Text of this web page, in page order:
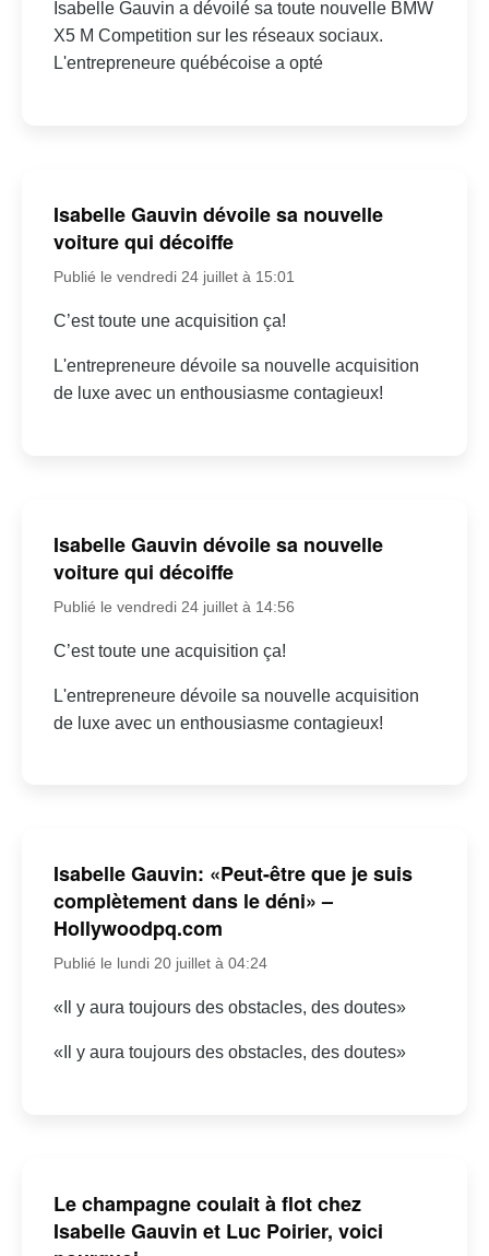
Isabelle Gauvin a dévoilé sa toute nouvelle BMW
X5 M Competition sur les réseaux sociaux.
L'entrepreneure québécoise a opté
Isabelle Gauvin dévoile sa nouvelle
voiture qui décoiffe
Publié le vendredi 24 juillet à 15:01
C’est toute une acquisition ça!
L'entrepreneure dévoile sa nouvelle acquisition
de luxe avec un enthousiasme contagieux!
Isabelle Gauvin dévoile sa nouvelle
voiture qui décoiffe
Publié le vendredi 24 juillet à 14:56
C’est toute une acquisition ça!
L'entrepreneure dévoile sa nouvelle acquisition
de luxe avec un enthousiasme contagieux!
Isabelle Gauvin: «Peut-être que je suis
complètement dans le déni» –
Hollywoodpq.com
Publié le lundi 20 juillet à 04:24
«Il y aura toujours des obstacles, des doutes»
«Il y aura toujours des obstacles, des doutes»
Le champagne coulait à flot chez
Isabelle Gauvin et Luc Poirier, voici